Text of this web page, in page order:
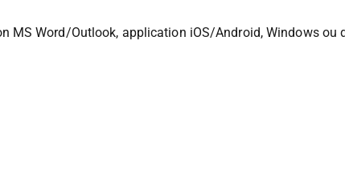
de la phrase originale. Il permet non seulement
Word/Outlook, application iOS/Android, Windows ou